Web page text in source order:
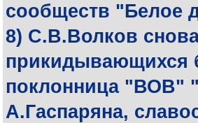
сообществ "Белое
8) С.В.Волков
прикидывающихся
поклонница "ВОВ"
А.Гаспаряна,